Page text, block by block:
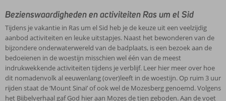
Bezienswaardigheden en activiteiten Ras um el Sid
Tijdens je vakantie in Ras um el Sid heb je de keuze uit een veelzijdig
aanbod activiteiten en leuke uitstapjes. Naast het bewonderen van de
bijzondere onderwaterwereld van de badplaats, is een bezoek aan de
bedoeïenen in de woestijn misschien wel één van de meest
indrukwekkende activiteiten tijdens je verblijf. Leer hier meer over hoe
dit nomadenvolk al eeuwenlang (over)leeft in de woestijn. Op ruim 3 uur
rijden staat de ‘Mount Sinaï’ of ook wel de Mozesberg genoemd. Volgens
het Bijbelverhaal gaf God hier aan Mozes de tien geboden. Aan de voet